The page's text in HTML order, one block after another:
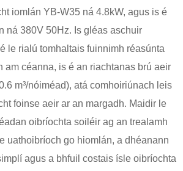
iomlán YB-W35 ná 4.8kW, agus is é
ná 380V 50Hz. Is gléas aschuir
le rialú tomhaltais fuinnimh réasúnta
am céanna, is é an riachtanas brú aeir
m³/nóiméad), atá comhoiriúnach leis
foinse aeir ar an margadh. Maidir le
oibríochta soiléir ag an trealamh
uathoibríoch go hiomlán, a dhéanann
agus a bhfuil costais ísle oibríochta